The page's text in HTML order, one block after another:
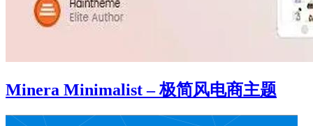
Minera Minimalist – 极简风电商主题